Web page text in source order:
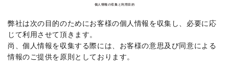
個人情報の収集と利用目的
弊社は次の目的のためにお客様の個人情報を収集し、必要に応
じて利用させて頂きます。
尚、個人情報を収集する際には、お客様の意思及び同意による
情報のご提供を原則としております。